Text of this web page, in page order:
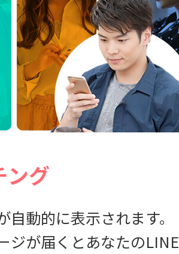
ング
動的に表示されます。
ジが届くとあなたのLINE